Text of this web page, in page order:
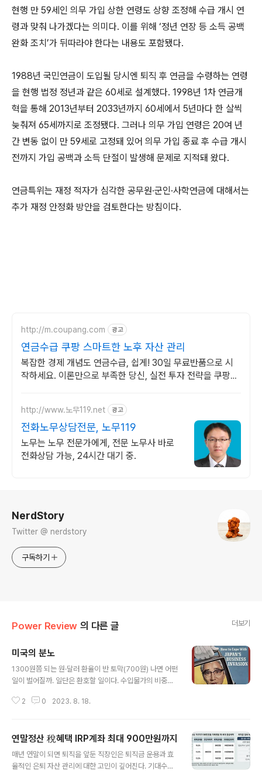
현행 만 59세인 의무 가입 상한 연령도 상향 조정해 수급 개시 연
령과 맞춰 나가겠다는 의미다. 이를 위해 ‘정년 연장 등 소득 공백
완화 조치’가 뒤따라야 한다는 내용도 포함됐다.
1988년 국민연금이 도입될 당시엔 퇴직 후 연금을 수령하는 연령
을 현행 법정 정년과 같은 60세로 설계했다. 1998년 1차 연금개
혁을 통해 2013년부터 2033년까지 60세에서 5년마다 한 살씩
늦춰져 65세까지로 조정됐다. 그러나 의무 가입 연령은 20여 년
간 변동 없이 만 59세로 고정돼 있어 의무 가입 종료 후 수급 개시
전까지 가입 공백과 소득 단절이 발생해 문제로 지적돼 왔다.
연금특위는 재정 적자가 심각한 공무원·군인·사학연금에 대해서는
추가 재정 안정화 방안을 검토한다는 방침이다.
http://m.coupang.com 광고
연금수급 쿠팡 스마트한 노후 자산 관리
복잡한 경제 개념도 연금수급, 쉽게! 30일 무료반품으로 시
작하세요. 이론만으로 부족한 당신, 실전 투자 전략을 쿠팡에
http://www.노무119.net 광고
전화노무상담전문, 노무119
노무는 노무 전문가에게, 전문 노무사 바로
전화상담 가능, 24시간 대기 중.
NerdStory
Twitter @ nerdstory
구독하기
Power Review 의 다른 글 더보기
미국의 분노
1300원쯤 되는 원·달러 환율이 반 토막(700원) 나면 어떤
일이 벌어질까. 일단은 환호할 일이다. 수입물가의 비중이
다. 해외 관광이 편해지고 유학생 학비 걱정도 크게 덜 것이
하고 소비와 투자를 미룰 것이다. 성장 활력이 떨어지고 일
자리가 줄어드는 악순환이 불가피하다. 이것은 40여 년 전
일본에서 실제 발생했던 일이다. 미국은 1985년 9월 영
2 0 2023. 8. 18.
연말정산 稅혜택 IRP계좌 최대 900만원까지
매년 연말이 되면 퇴직을 앞둔 직장인은 퇴직금 운용과 효
율적인 은퇴 자산 관리에 대한 고민이 깊어진다. 기대수명